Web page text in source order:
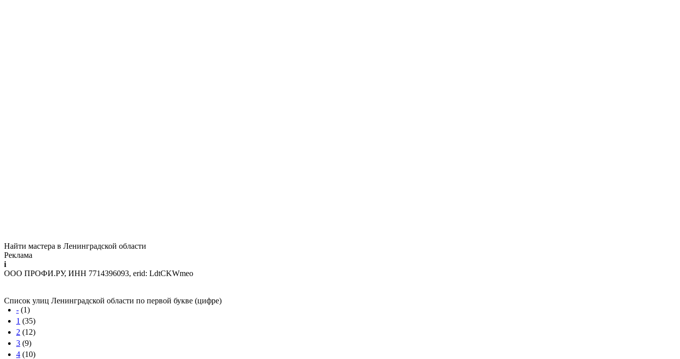
Найти мастера в Ленинградской области
Реклама
i
ООО ПРОФИ.РУ, ИНН 7714396093, erid: LdtCKWmeo
Список улиц Ленинградской области по первой букве (цифре)
- (1)
1 (35)
2 (12)
3 (9)
4 (10)